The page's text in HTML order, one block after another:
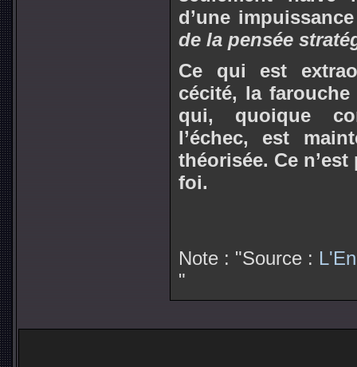
d’une
de la pensée
Ce qui est
cécité, la
qui, quoique
l’échec, est
théorisée. Ce
foi.
Note : "Source :
"